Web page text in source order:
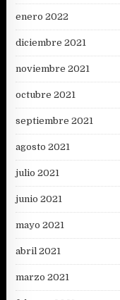
enero 2022
diciembre 2021
noviembre 2021
octubre 2021
septiembre 2021
agosto 2021
julio 2021
junio 2021
mayo 2021
abril 2021
marzo 2021